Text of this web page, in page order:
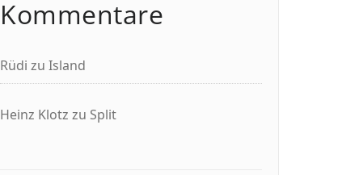
Kommentare
Rüdi zu Island
Heinz Klotz zu Split